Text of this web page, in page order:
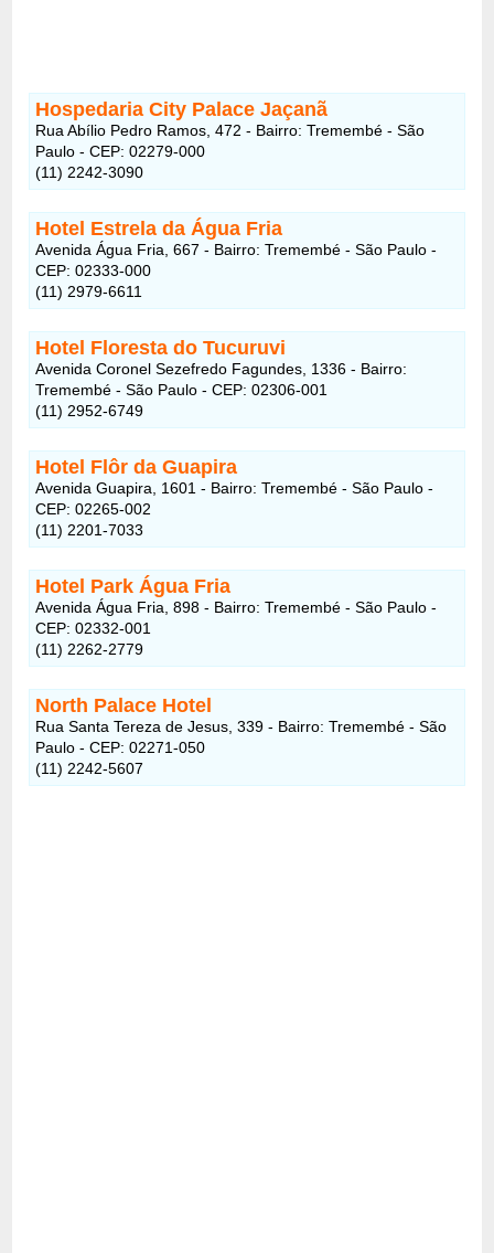
Hospedaria City Palace Jaçanã
Rua Abílio Pedro Ramos, 472 - Bairro: Tremembé - São
Paulo - CEP: 02279-000
(11) 2242-3090
Hotel Estrela da Água Fria
Avenida Água Fria, 667 - Bairro: Tremembé - São Paulo -
CEP: 02333-000
(11) 2979-6611
Hotel Floresta do Tucuruvi
Avenida Coronel Sezefredo Fagundes, 1336 - Bairro:
Tremembé - São Paulo - CEP: 02306-001
(11) 2952-6749
Hotel Flôr da Guapira
Avenida Guapira, 1601 - Bairro: Tremembé - São Paulo -
CEP: 02265-002
(11) 2201-7033
Hotel Park Água Fria
Avenida Água Fria, 898 - Bairro: Tremembé - São Paulo -
CEP: 02332-001
(11) 2262-2779
North Palace Hotel
Rua Santa Tereza de Jesus, 339 - Bairro: Tremembé - São
Paulo - CEP: 02271-050
(11) 2242-5607